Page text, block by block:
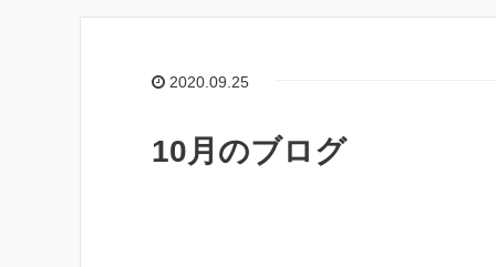
2020.09.25
10月のブログ